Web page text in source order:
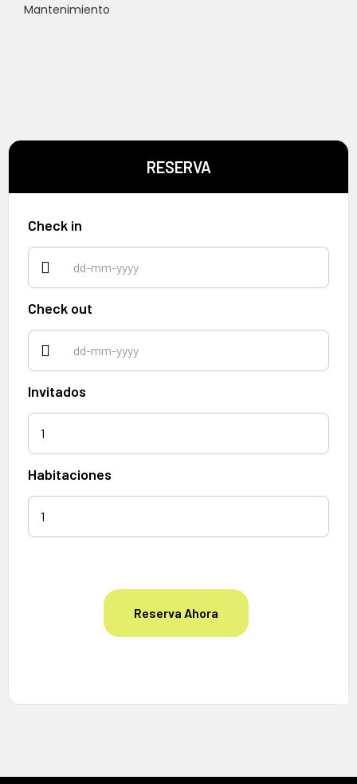
Mantenimiento
RESERVA
Check in
Check out
Invitados
1
Habitaciones
Reserva Ahora